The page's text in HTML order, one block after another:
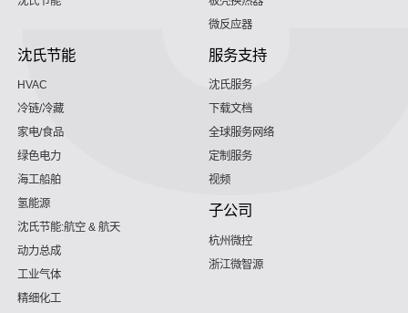
微反应器
沈氏节能
HVAC
冷链/冷藏
家电/食品
绿色电力
海工船舶
氢能源
沈氏节能:航空 & 航天
动力总成
工业气体
精细化工
服务支持
沈氏服务
下载文档
全球服务网络
定制服务
视频
子公司
杭州微控
浙江微智源